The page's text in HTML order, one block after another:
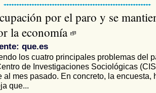
por el paro y se
la economía
que.es
los cuatro principales problemas del
de Investigaciones Sociológicas
al mes pasado. En concreto, la encuesta,
que...